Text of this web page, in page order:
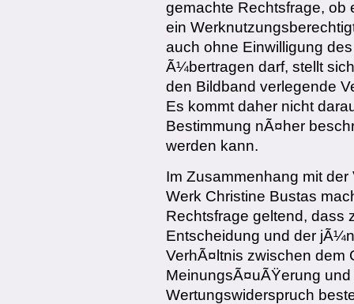
gemachte Rechtsfrage, ob
ein
auch ohne Einwilligung
Ã¼bertragen darf, stellt
den Bildband verlegende
Es kommt daher nicht
Bestimmung nÃ¤her
werden kann.
Im Zusammenhang mit
Werk Christine Bustas
Rechtsfrage geltend, dass
Entscheidung und der
VerhÃ¤ltnis zwischen dem
MeinungsÃ¤uÃŸerung
Wertungswiderspruch